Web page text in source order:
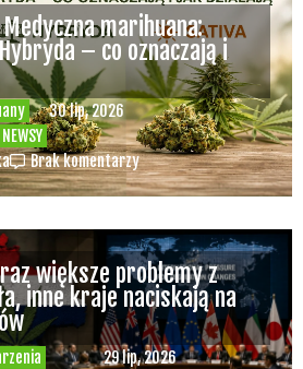
30 lip, 2026
marihuana:
– co oznaczają i
Brak komentarzy
29 lip, 2026
większe problemy z
inne kraje naciskają na